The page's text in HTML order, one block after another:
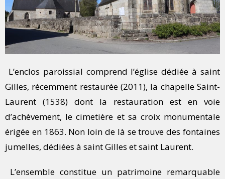
L’enclos paroissial comprend l’église dédiée à saint
Gilles, récemment restaurée (2011), la chapelle Saint-
Laurent (1538) dont la restauration est en voie
d’achèvement, le cimetière et sa croix monumentale
érigée en 1863. Non loin de là se trouve des fontaines
jumelles, dédiées à saint Gilles et saint Laurent.
L’ensemble constitue un patrimoine remarquable